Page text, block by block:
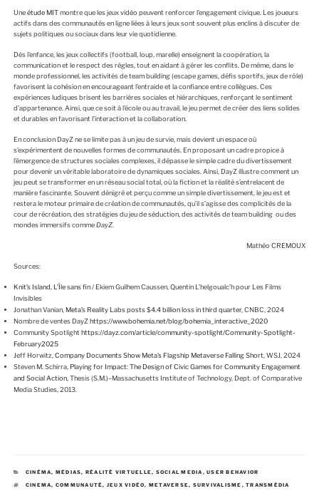
Uneétude MITmontre que les jeux vidéo peuvent renforcer l’engagement civique. Les joueurs
actifs dans des communautés en ligne liées à leurs jeux sont souvent plus enclins à discuter de
sujets politiques ou sociaux dans leur vie quotidienne.
Dès l’enfance, les jeux collectifs (football, loup, marelle) enseignent la coopération, la
communication et le respect des règles, tout en aidant à gérer les conflits. De même, dans le
monde professionnel, les activités de team building (escape games, défis sportifs, jeux de rôle)
favorisent la cohésion en encourageant l’entraide et la confiance entre collègues. Ces
expériences ludiques brisent les barrières sociales et hiérarchiques, renforçant le sentiment
d’appartenance. Ainsi, que ce soit à l’école ou au travail, le jeu permet de créer des liens solides
et durables en favorisant l’interaction et la collaboration.
En conclusion DayZ ne se limite pas à un jeu de survie, mais devient un espace où
s’expérimentent de nouvelles formes de communautés. En proposant un cadre propice à
l’émergence de structures sociales complexes, il dépasse le simple cadre du divertissement
pour devenir un véritable laboratoire de dynamiques sociales. Ainsi, DayZ illustre comment un
jeu peut se transformer en un réseau social total, où la fiction et la réalité s’entrelacent de
manière fascinante. Souvent dénigré et perçu comme un simple divertissement, le jeu est et
restera le moteur primaire de création de communautés, qu’il s’agisse des complicités de la
cour de récréation, des stratégies du jeu de séduction, des activités de team building ou des
mondes immersifs commeDayZ.
Mathéo CREMOUX
Sources:
Knit’s Island, L’Île sans fin/ Ekiem Guilhem Caussen, Quentin L’helgoualc’h pour Les Films
Invisibles
Jonathan Vanian, Meta’s Reality Labs posts $4.4 billion loss in third quarter, CNBC, 2024
Nombre de ventes DayZhttps://www.bohemia.net/blog/bohemia_interactive_2020
Community Spotlighthttps://dayz.com/article/community-spotlight/Community-Spotlight-
February2025
Jeff Horwitz, Company Documents Show Meta’s Flagship Metaverse Falling Short, WSJ, 2024
Steven M. Schirra, Playing for Impact: The Design of Civic Games for Community Engagement
and Social Action, Thesis (S.M.)–Massachusetts Institute of Technology, Dept. of Comparative
Media Studies, 2013.
C
T
CINÉMA, MÉDIAS, RÉALITÉ VIRTUELLE, SOCIAL MEDIA ,USER BEHAVIOR
É
CINEMA, COMMUNAUTÉ, JEUX VIDÉO, METAVERSE, SURVIVALISME ,TRANSMÉDIA